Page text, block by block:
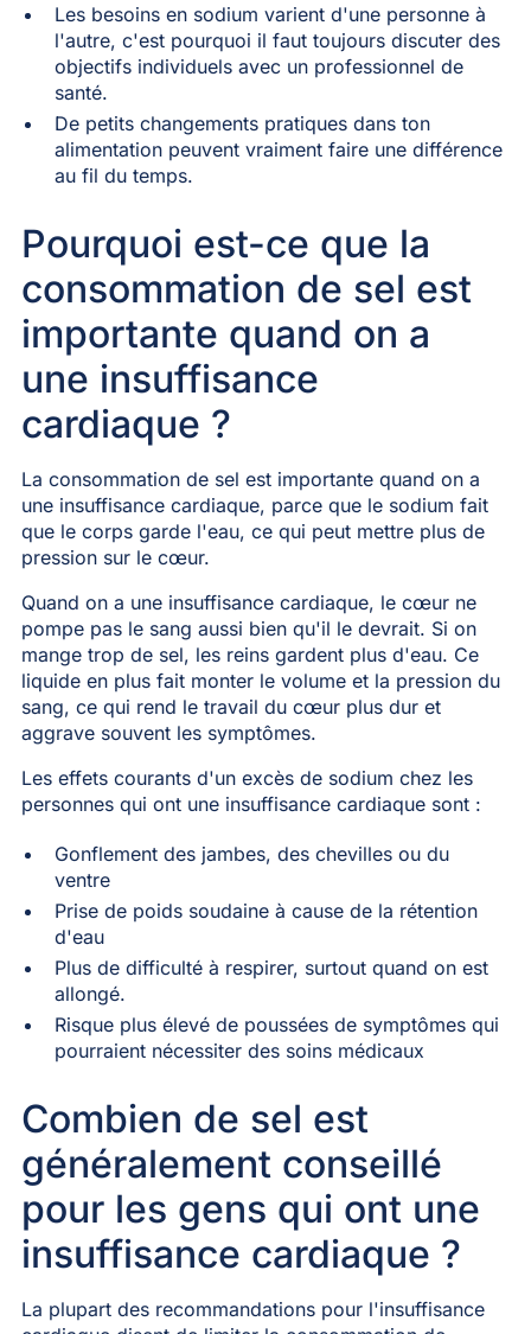
Les besoins en sodium varient d'une personne à
l'autre, c'est pourquoi il faut toujours discuter des
objectifs individuels avec un professionnel de
santé.
De petits changements pratiques dans ton
alimentation peuvent vraiment faire une différence
au fil du temps.
Pourquoi est-ce que la
consommation de sel est
importante quand on a
une insuffisance
cardiaque ?
La consommation de sel est importante quand on a
une insuffisance cardiaque, parce que le sodium fait
que le corps garde l'eau, ce qui peut mettre plus de
pression sur le cœur.
Quand on a une insuffisance cardiaque, le cœur ne
pompe pas le sang aussi bien qu'il le devrait. Si on
mange trop de sel, les reins gardent plus d'eau. Ce
liquide en plus fait monter le volume et la pression du
sang, ce qui rend le travail du cœur plus dur et
aggrave souvent les symptômes.
Les effets courants d'un excès de sodium chez les
personnes qui ont une insuffisance cardiaque sont :
Gonflement des jambes, des chevilles ou du
ventre
Prise de poids soudaine à cause de la rétention
d'eau
Plus de difficulté à respirer, surtout quand on est
allongé.
Risque plus élevé de poussées de symptômes qui
pourraient nécessiter des soins médicaux
Combien de sel est
généralement conseillé
pour les gens qui ont une
insuffisance cardiaque ?
La plupart des recommandations pour l'insuffisance